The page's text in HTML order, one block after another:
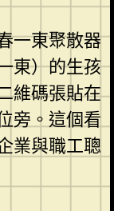
一東聚散器
東）的生孩
維碼張貼在
旁。這個看
業與職工聰